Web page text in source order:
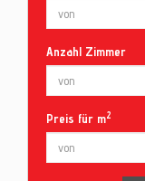
Anzahl Zimmer
Preis für m2